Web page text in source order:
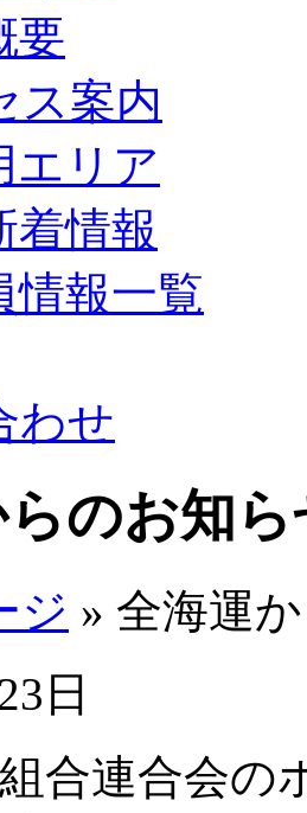
要
ス案内
エリア
着情報
情報一覧
わせ
のお知ら
ジ » 全海運
日
合連合会の